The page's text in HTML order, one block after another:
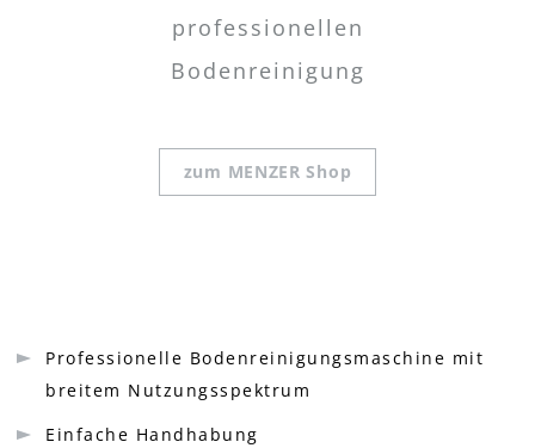
professionellen
Bodenreinigung
zum MENZER Shop
Professionelle Bodenreinigungsmaschine mit
breitem Nutzungsspektrum
Einfache Handhabung